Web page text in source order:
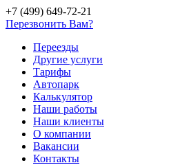
+7 (499) 649-72-21
Перезвонить Вам?
Переезды
Другие услуги
Тарифы
Автопарк
Калькулятор
Наши работы
Наши клиенты
О компании
Вакансии
Контакты